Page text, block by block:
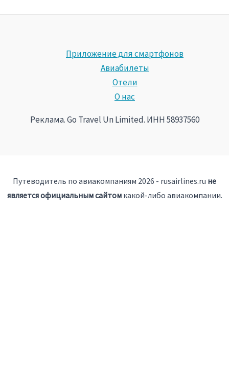
Приложение для смартфонов
Авиабилеты
Отели
О нас
Реклама. Go Travel Un Limited. ИНН 58937560
Путеводитель по авиакомпаниям 2026 - rusairlines.ru не
является официальным сайтомкакой-либо авиакомпании.